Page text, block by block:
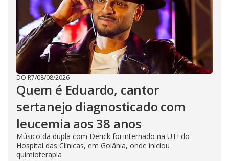
DO R7/08/08/2026
Quem é Eduardo, cantor
sertanejo diagnosticado com
leucemia aos 38 anos
Músico da dupla com Derick foi internado na UTI do
Hospital das Clínicas, em Goiânia, onde iniciou
quimioterapia